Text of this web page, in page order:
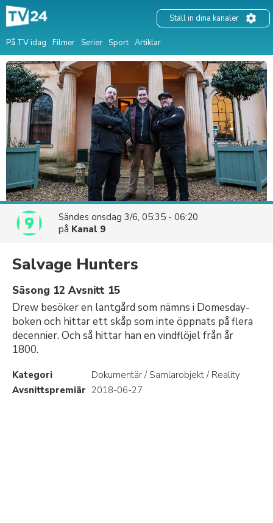
På TV idag Filmer Serier Sport Artiklar
Ställ in dina kanaler
Sändes onsdag 3/6, 05:35 - 06:20
på Kanal 9
Salvage Hunters
Säsong 12 Avsnitt 15
Drew besöker en lantgård som nämns i Domesday-
boken och hittar ett skåp som inte öppnats på flera
decennier. Och så hittar han en vindflöjel från år
1800.
Kategori
Dokumentär / Samlarobjekt / Reality
Avsnittspremiär 2018-06-27